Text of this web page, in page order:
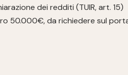
dei redditi (TUIR, art. 15)
50.000€, da richiedere sul